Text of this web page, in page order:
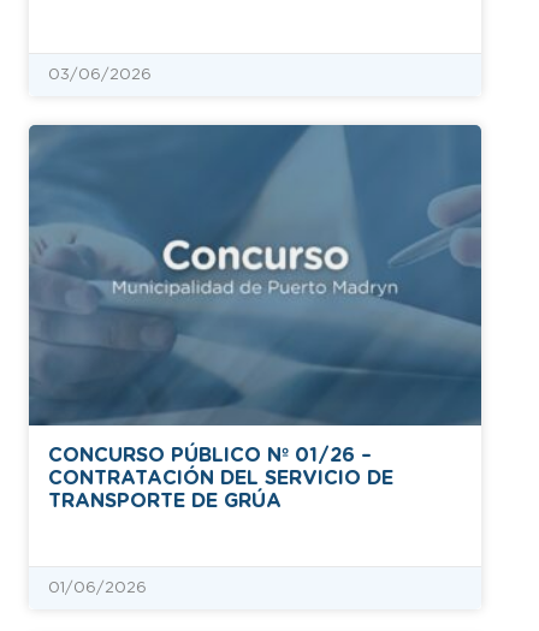
03/06/2026
CONCURSO PÚBLICO Nº 01/26 –
CONTRATACIÓN DEL SERVICIO DE
TRANSPORTE DE GRÚA
01/06/2026